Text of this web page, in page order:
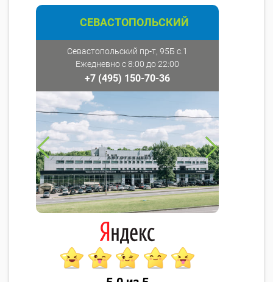
СЕВАСТОПОЛЬСКИЙ
Севастопольский пр-т, 95Б с.1
Ежедневно с 8:00 до 22:00
+7 (495) 150-70-36